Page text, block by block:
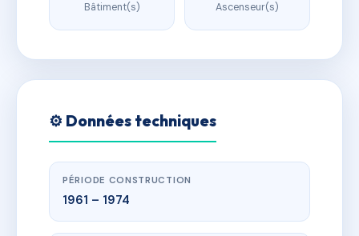
Bâtiment(s) Ascenseur(s)
⚙️ Données techniques
PÉRIODE CONSTRUCTION
1961 – 1974